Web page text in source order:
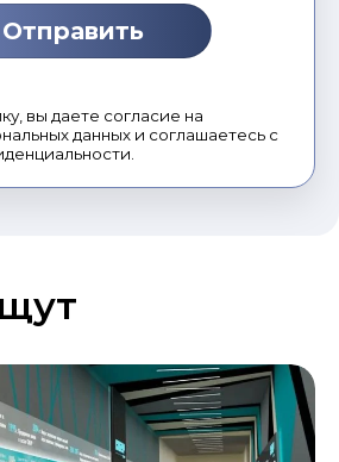
вы даете согласие на
данных и соглашаетесь с